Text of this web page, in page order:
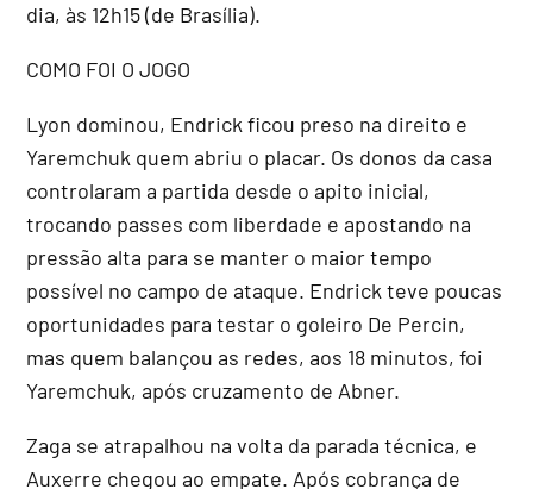
dia, às 12h15 (de Brasília).
COMO FOI O JOGO
Lyon dominou, Endrick ficou preso na direito e
Yaremchuk quem abriu o placar. Os donos da casa
controlaram a partida desde o apito inicial,
trocando passes com liberdade e apostando na
pressão alta para se manter o maior tempo
possível no campo de ataque. Endrick teve poucas
oportunidades para testar o goleiro De Percin,
mas quem balançou as redes, aos 18 minutos, foi
Yaremchuk, após cruzamento de Abner.
Zaga se atrapalhou na volta da parada técnica, e
Auxerre chegou ao empate. Após cobrança de